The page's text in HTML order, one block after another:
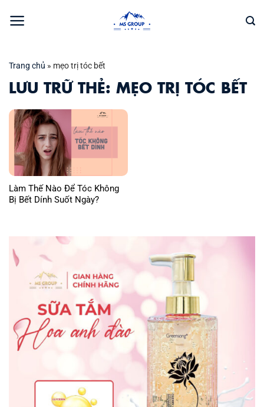
qua
Trang chủ » mẹo trị tóc bết
LƯU TRỮ THẺ: MẸO TRỊ TÓC BẾT
Làm Thế Nào Để Tóc Không
Bị Bết Dính Suốt Ngày?